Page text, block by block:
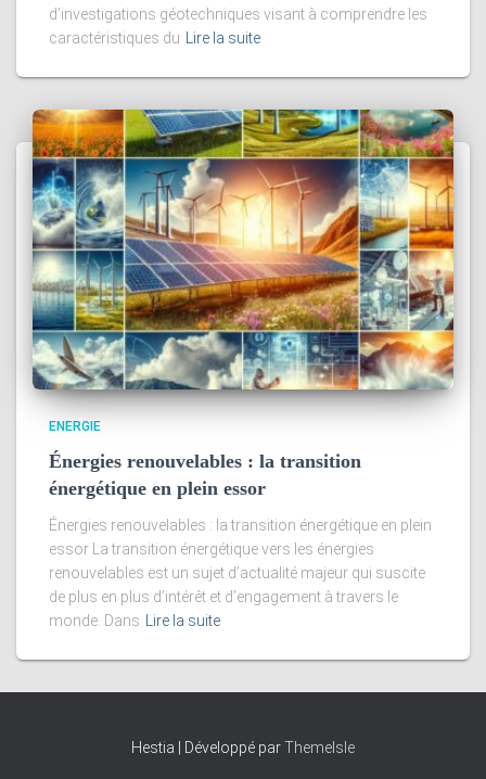
d’investigations géotechniques visant à comprendre les
caractéristiques du
Lire la suite
ENERGIE
Énergies renouvelables : la transition
énergétique en plein essor
Énergies renouvelables : la transition énergétique en plein
essor La transition énergétique vers les énergies
renouvelables est un sujet d’actualité majeur qui suscite
de plus en plus d’intérêt et d’engagement à travers le
monde. Dans Lire la suite
Hestia | Développé parThemeIsle